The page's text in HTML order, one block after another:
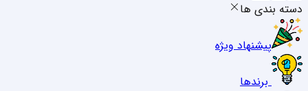
دسته بندی ها
پیشنهاد ویژه
برندها